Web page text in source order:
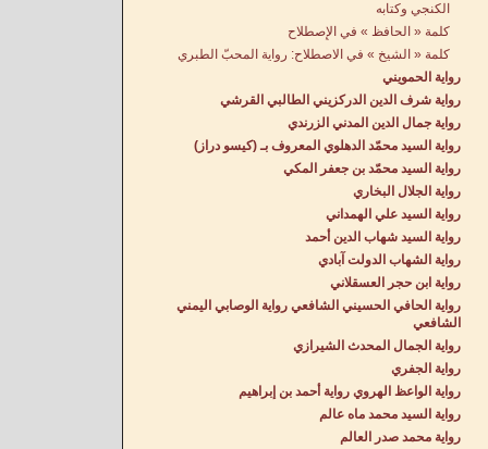
الكنجي وكتابه
كلمة « الحافظ » في الإِصطلاح
كلمة « الشيخ » في الاصطلاح: رواية المحبّ الطبري
رواية الحمويني
رواية شرف الدين الدركزيني الطالبي القرشي
رواية جمال الدين المدني الزرندي
رواية السيد محمّد الدهلوي المعروف بـ (كيسو دراز)
رواية السيد محمّد بن جعفر المكي
رواية الجلال البخاري
رواية السيد علي الهمداني
رواية السيد شهاب الدين أحمد
رواية الشهاب الدولت آبادي
رواية ابن حجر العسقلاني
رواية الحافي الحسيني الشافعي رواية الوصابي اليمني
الشافعي
رواية الجمال المحدث الشيرازي
رواية الجفري
رواية الواعظ الهروي رواية أحمد بن إبراهيم
رواية السيد محمد ماه عالم
رواية محمد صدر العالم